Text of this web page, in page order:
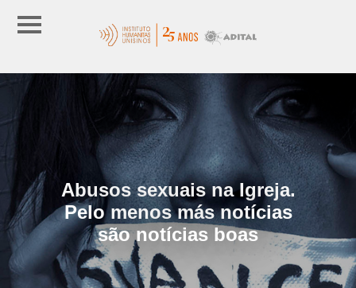
Abusos sexuais na Igreja.
Pelo menos más notícias
são notícias boas